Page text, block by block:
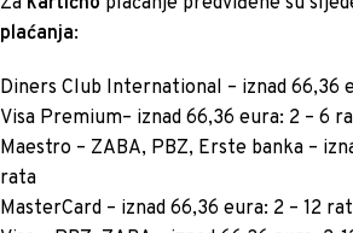
plaćanja:
Diners Club International – iznad 66,36
Visa Premium– iznad 66,36 eura: 2 – 6
Maestro – ZABA, PBZ, Erste banka –
rata
MasterCard – iznad 66,36 eura: 2 – 12